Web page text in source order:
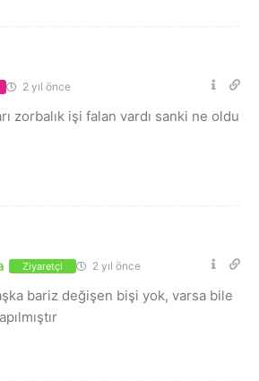
2 yıl önce
zorbalık işi falan vardı sanki ne oldu
Ziyaretçi 2 yıl önce
bariz değişen bişi yok, varsa bile